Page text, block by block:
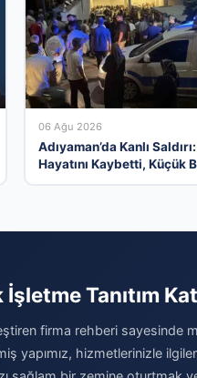
06 Ağu 2026
Adıyaman’da Kanlı
Hayatını Kaybetti, Küçük
Tanıtım
firma rehberi sayesinde
yapımız, hizmetlerinizle